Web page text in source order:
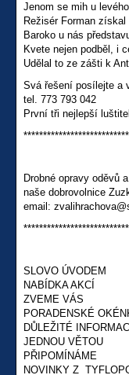
Jenom se mih u
Režisér Forman
Baroko u nás
Kvete nejen podběl, i
Udělal to ze zášti k
Svá řešení posílejte a
tel. 773 793 042
První tři nejlepší
Drobné opravy oděvů
naše dobrovolnice
email:
SLOVO ÚVODEM
NABÍDKA AKCÍ
ZVEME VÁS
PORADENSKÉ
DŮLEŽITÉ
JEDNOU VĚTOU
PŘIPOMÍNÁME
NOVINKY Z